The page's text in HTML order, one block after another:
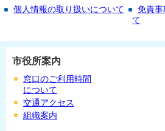
個人情報の取り扱いについて 免責事
て
市役所案内
窓口のご利用時間
について
交通アクセス
組織案内